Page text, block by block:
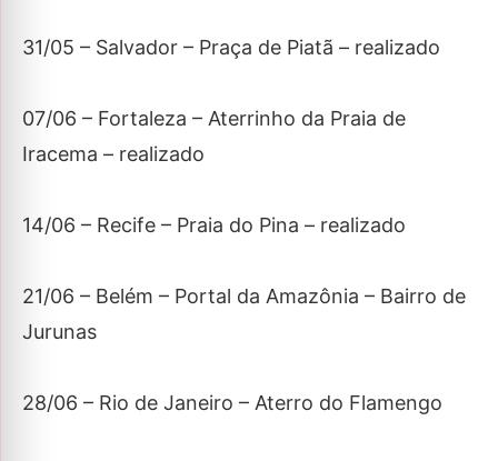
31/05 – Salvador – Praça de Piatã – realizado
07/06 – Fortaleza – Aterrinho da Praia de
Iracema – realizado
14/06 – Recife – Praia do Pina – realizado
21/06 – Belém – Portal da Amazônia – Bairro de
Jurunas
28/06 – Rio de Janeiro – Aterro do Flamengo